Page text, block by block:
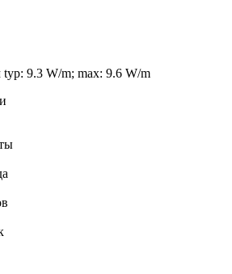
typ: 9.3 W/m; max: 9.6 W/m